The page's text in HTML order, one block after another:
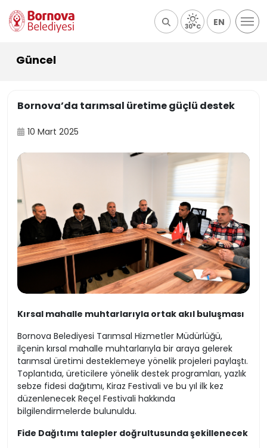
30°C EN
Güncel
Bornova’da tarımsal üretime güçlü destek
10 Mart 2025
Kırsal mahalle muhtarlarıyla ortak akıl buluşması
Bornova Belediyesi Tarımsal Hizmetler Müdürlüğü,
ilçenin kırsal mahalle muhtarlarıyla bir araya gelerek
tarımsal üretimi desteklemeye yönelik projeleri paylaştı.
Toplantıda, üreticilere yönelik destek programları, yazlık
sebze fidesi dağıtımı, Kiraz Festivali ve bu yıl ilk kez
düzenlenecek Reçel Festivali hakkında
bilgilendirmelerde bulunuldu.
Fide Dağıtımı talepler doğrultusunda şekillenecek